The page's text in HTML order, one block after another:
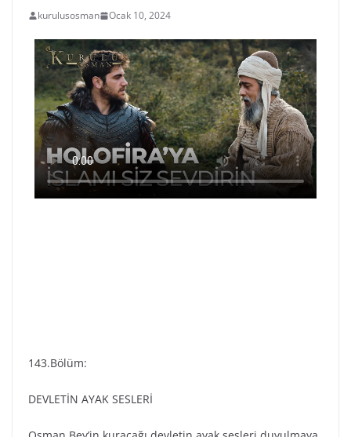
kurulusosman Ocak 10, 2024
143.Bölüm:
DEVLETİN AYAK SESLERİ